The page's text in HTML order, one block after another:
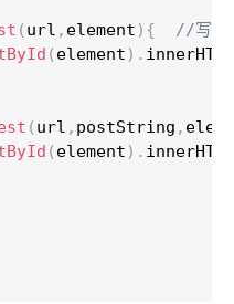
( url , element ) {
//写
( element ) .
( url , postString ,
( element ) .